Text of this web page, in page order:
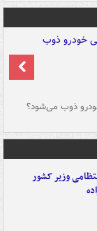
ذوب می‌شود؟
وزیر کشور